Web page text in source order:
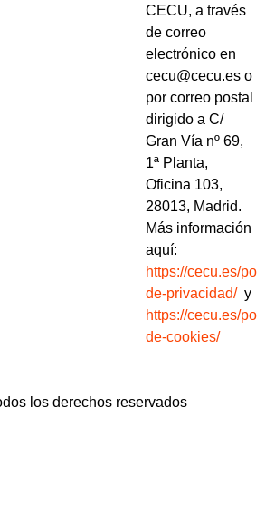
CECU, a través
de correo
electrónico en
cecu@cecu.es o
por correo postal
dirigido a C/
Gran Vía nº 69,
1ª Planta,
Oficina 103,
28013, Madrid.
Más información
aquí:
https://cecu.es/
de-privacidad/y
https://cecu.es/
de-cookies/
los derechos reservados